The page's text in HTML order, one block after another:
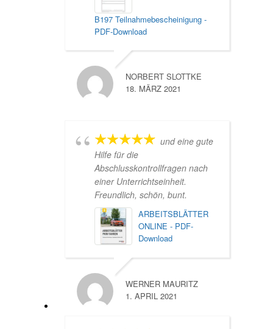
B197 Teilnahmebescheinigung -
PDF-Download
NORBERT SLOTTKE
18. MÄRZ 2021
und eine gute
Hilfe für die
Abschlusskontrollfragen nach
einer Unterrichtseinheit.
Freundlich, schön, bunt.
ARBEITSBLÄTTER
ONLINE - PDF-
Download
WERNER MAURITZ
1. APRIL 2021